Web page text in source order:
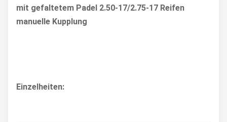
mit gefaltetem Padel 2.50-17/2.75-17 Reifen
manuelle Kupplung
Einzelheiten: